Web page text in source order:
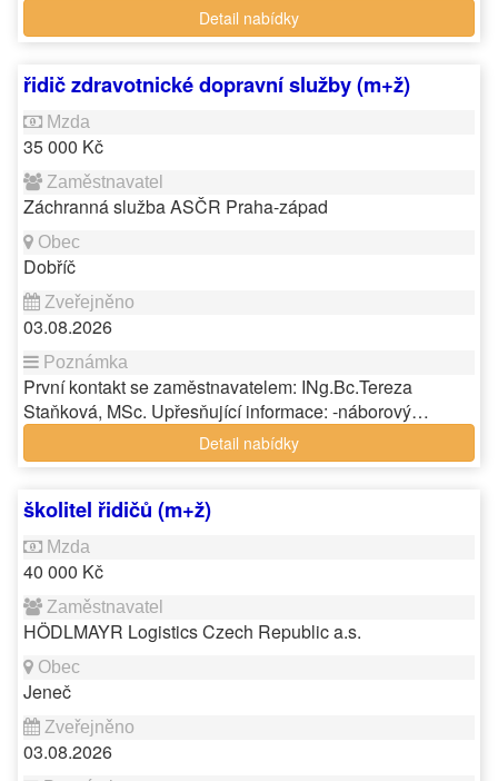
Detail nabídky
řidič zdravotnické dopravní služby (m+ž)
35 000 Kč
Záchranná služba ASČR Praha-západ
Dobříč
03.08.2026
První kontakt se zaměstnavatelem: INg.Bc.Tereza
Staňková, MSc. Upřesňující informace: -náborový…
Detail nabídky
školitel řidičů (m+ž)
40 000 Kč
HÖDLMAYR Logistics Czech Republic a.s.
Jeneč
03.08.2026